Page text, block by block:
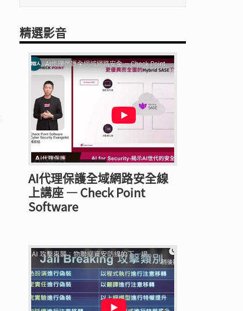
精選影音
AI代理保護全域網路安全線
上講座 — Check Point
Software